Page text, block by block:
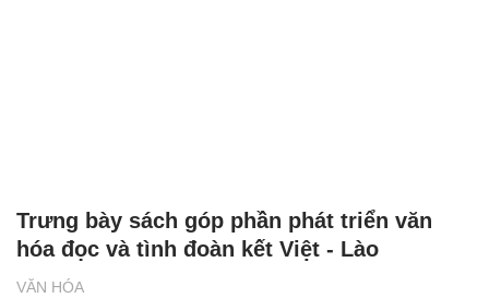
VĂN HÓA
Trưng bày sách góp phần phát triển văn
hóa đọc và tình đoàn kết Việt - Lào